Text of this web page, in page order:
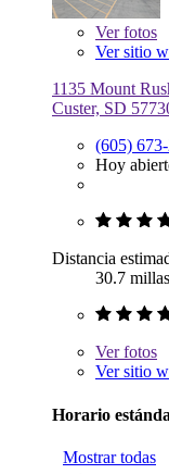
Verfotos
Ver sitio
1135 Mount
Custer, SD
(605)
Hoy
Distancia
30.7 millas
Verfotos
Ver sitio
Horario
Mostrar todas